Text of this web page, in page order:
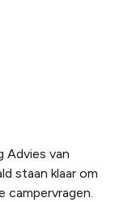
Advies van
staan klaar om
campervragen.